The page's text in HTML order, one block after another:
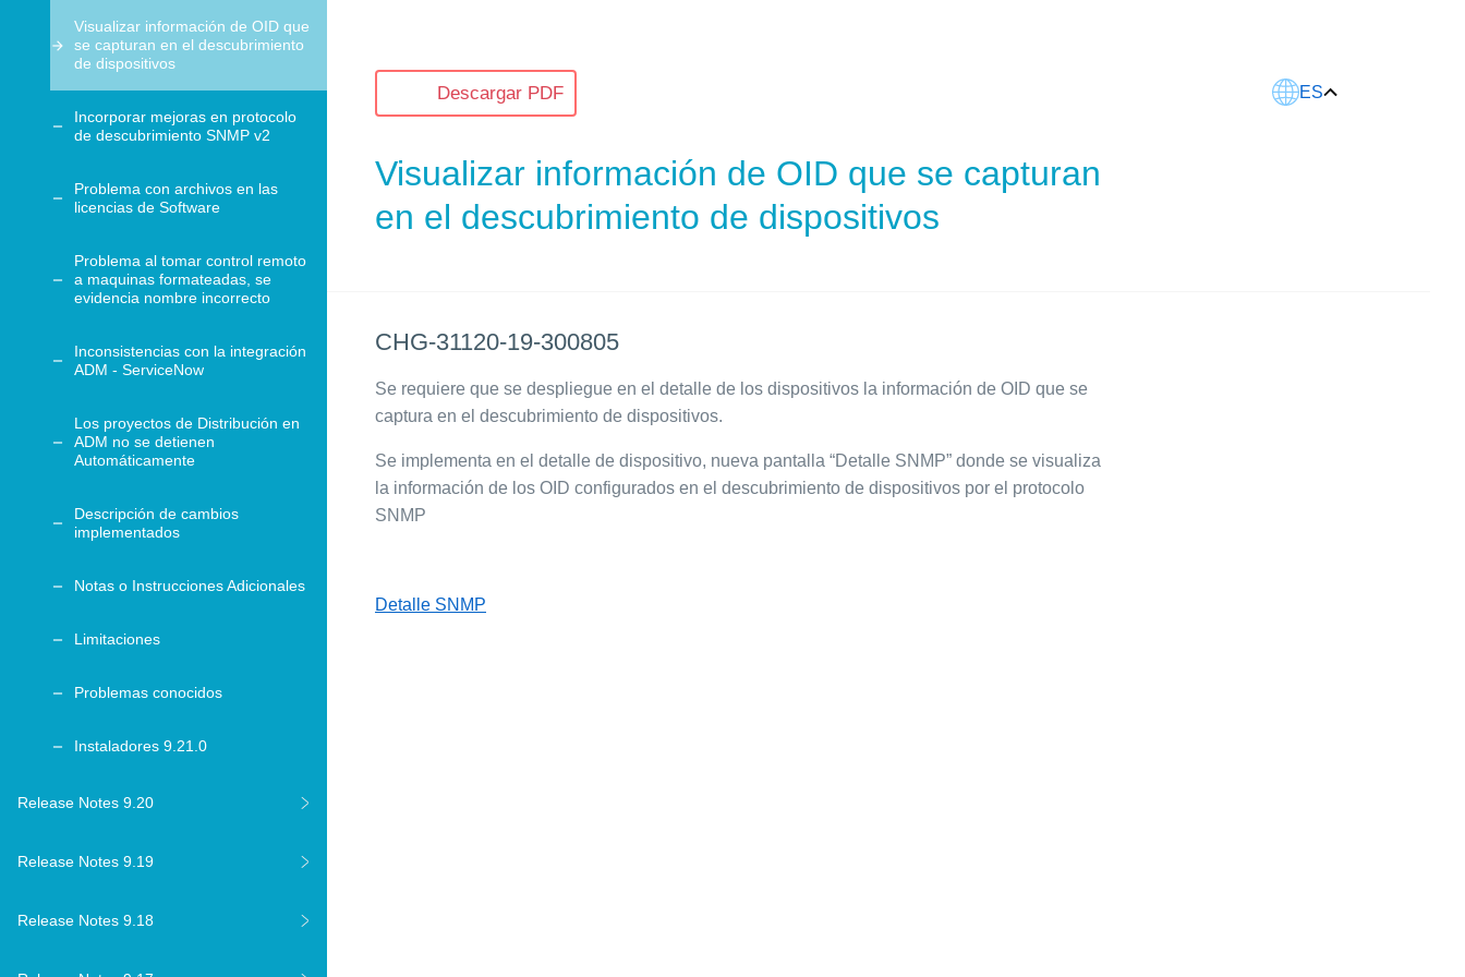
Visualizar información de OID que
se capturan en el descubrimiento
de dispositivos
Incorporar mejoras en protocolo
de descubrimiento SNMP v2
Problema con archivos en las
licencias de Software
Problema al tomar control remoto
a maquinas formateadas, se
evidencia nombre incorrecto
Inconsistencias con la integración
ADM - ServiceNow
Los proyectos de Distribución en
ADM no se detienen
Automáticamente
Descripción de cambios
implementados
Notas o Instrucciones Adicionales
Limitaciones
Problemas conocidos
Instaladores 9.21.0
Release Notes 9.20
Release Notes 9.19
Release Notes 9.18
ES
Descargar PDF
Visualizar información de OID que se capturan
en el descubrimiento de dispositivos
CHG-31120-19-300805
Se requiere que se despliegue en el detalle de los dispositivos la información de OID que se
captura en el descubrimiento de dispositivos.
Se implementa en el detalle de dispositivo, nueva pantalla “Detalle SNMP” donde se visualiza
la información de los OID configurados en el descubrimiento de dispositivos por el protocolo
SNMP
Detalle SNMP